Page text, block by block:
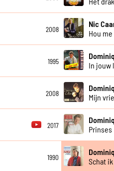
2008
Nic
Hou
1995
In jouw
2008
Mijn
2017
Prinses
1990
Schat